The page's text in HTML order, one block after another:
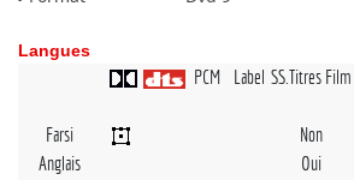
Langues
PCM Label SS.Titres Film
Farsi
Non
Anglais
Oui